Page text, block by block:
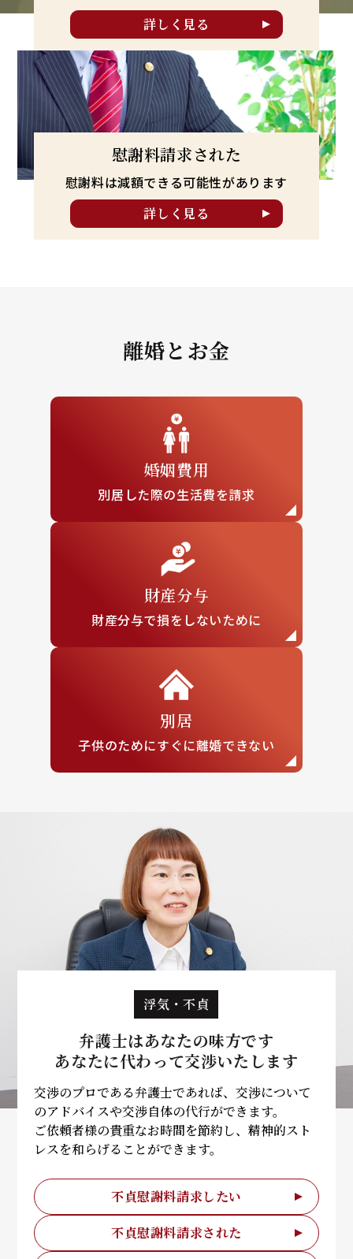
詳しく見る
慰謝料請求された
慰謝料は減額できる可能性があります
詳しく見る
離婚とお金
婚姻費用
別居した際の生活費を請求
財産分与
財産分与で損を しないために
別居
子供のためにすぐに離婚できない
浮気・不貞
弁護士はあなたの味方です
あなたに代わって交渉いたします
交渉のプロである弁護士であれば、交渉について
のアドバイスや交渉自体の代行ができます。
ご依頼者様の貴重なお時間を節約し、精神的スト
レスを和らげることができます。
不貞慰謝料請求したい
不貞慰謝料請求された